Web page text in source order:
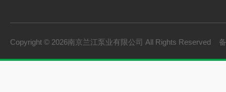
Copyright © 2026南京兰江泵业有限公司 All Rights Reserved